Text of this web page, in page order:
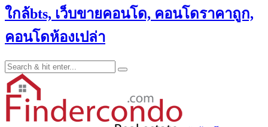
ใกล้bts, เว็บขายคอนโด, คอนโดราคาถูก,
คอนโดห้องเปล่า